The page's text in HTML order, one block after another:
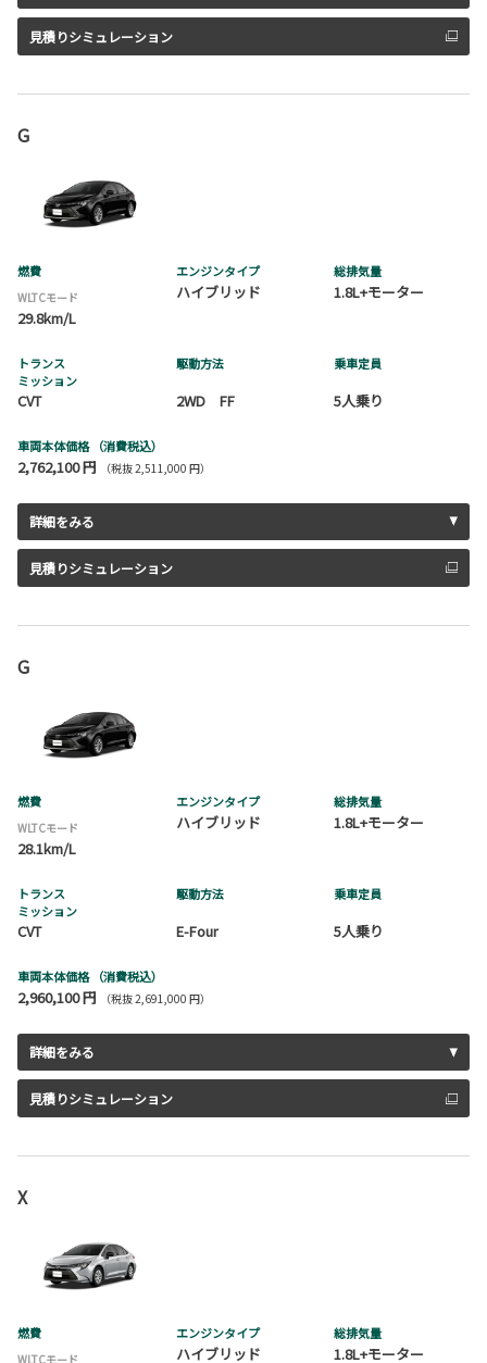
見積りシミュレーション
G
燃費
WLTCモード
29.8km/L
エンジンタイプ
ハイブリッド
総排気量
1.8L+モーター
トランス
ミッション
CVT
駆動方法
2WD FF
乗車定員
5人乗り
車両本体価格 （消費税込）
2,762,100 円 （税抜 2,511,000 円）
詳細をみる
見積りシミュレーション
G
燃費
WLTCモード
28.1km/L
エンジンタイプ
ハイブリッド
総排気量
1.8L+モーター
トランス
ミッション
CVT
駆動方法
E-Four
乗車定員
5人乗り
車両本体価格 （消費税込）
2,960,100 円 （税抜 2,691,000 円）
詳細をみる
見積りシミュレーション
X
燃費
WLTCモード
エンジンタイプ
ハイブリッド
総排気量
1.8L+モーター